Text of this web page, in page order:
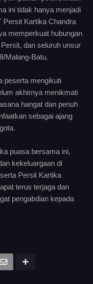
ini tidak hanya menjadi
Persit Kartika Chandra
memperkuat hubungan
dan seluruh unsur
Malang-Batu.
peserta mengikuti
akhirnya menikmati
hangat dan penuh
sebagai ajang
puasa bersama ini,
kekeluargaan di
Persit Kartika
terus terjaga dan
pengabdian kepada